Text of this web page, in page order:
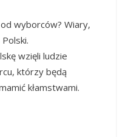
wyborców? Wiary,
wzięli ludzie
którzy będą
kłamstwami.